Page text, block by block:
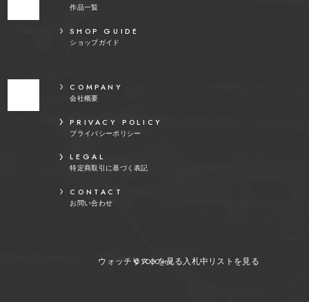
作品一覧
SHOP GUIDE
ショップガイド
COMPANY
会社概要
PRIVACY POLICY
プライバシーポリシー
LEGAL
特定商取引に基づく表記
CONTACT
お問い合わせ
© YOOC Inc.
ウォッチリストを見る 入札中リストを見る